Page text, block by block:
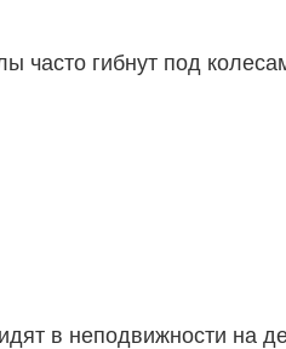
часто гибнут под
в неподвижности на